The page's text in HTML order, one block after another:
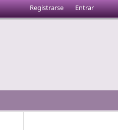
Registrarse Entrar